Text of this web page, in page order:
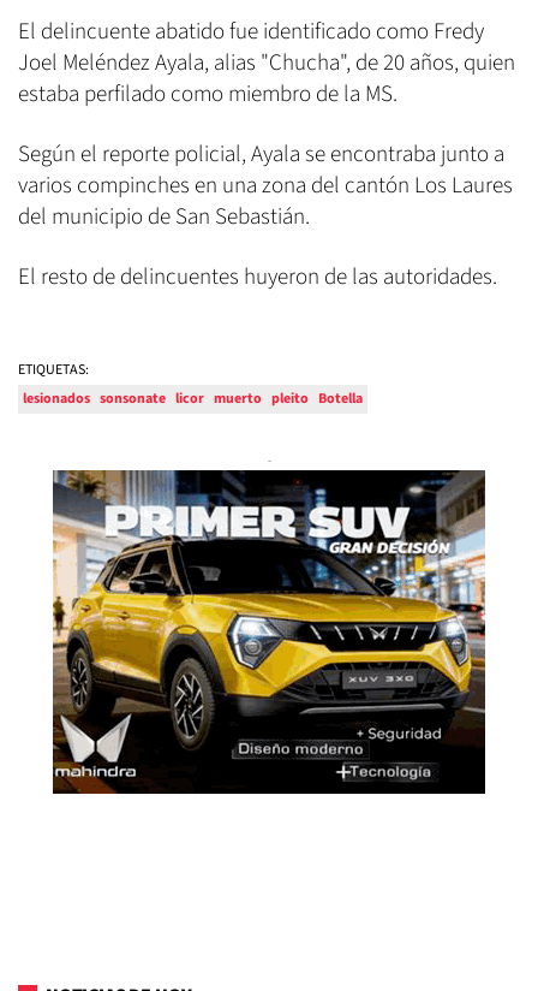
El delincuente abatido fue identificado como Fredy
Joel Meléndez Ayala, alias "Chucha", de 20 años, quien
estaba perfilado como miembro de la MS.
Según el reporte policial, Ayala se encontraba junto a
varios compinches en una zona del cantón Los Laures
del municipio de San Sebastián.
El resto de delincuentes huyeron de las autoridades.
ETIQUETAS:
lesionados sonsonate licor muerto pleito Botella